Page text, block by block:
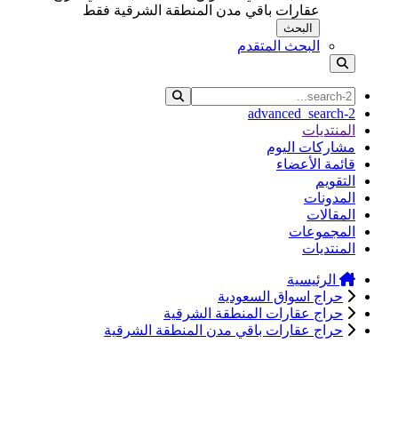
عقارات باقي مدن المنطقة الشرقية فقط
البحث
البحث المتقدم
advanced_search-2
المنتديات
مشاركات اليوم
قائمة الأعضاء
التقويم
المدونات
المقالات
المجموعات
المنتديات
الرئيسية
حراج اسواق السعودية
حراج عقارات المنطقة الشرقية
حراج عقارات باقي مدن المنطقة الشرقية